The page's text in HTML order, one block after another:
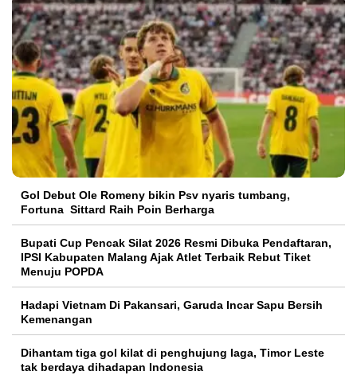
Gol Debut Ole Romeny bikin Psv nyaris tumbang,
Fortuna Sittard Raih Poin Berharga
Bupati Cup Pencak Silat 2026 Resmi Dibuka Pendaftaran,
IPSI Kabupaten Malang Ajak Atlet Terbaik Rebut Tiket
Menuju POPDA
Hadapi Vietnam Di Pakansari, Garuda Incar Sapu Bersih
Kemenangan
Dihantam tiga gol kilat di penghujung laga, Timor Leste
tak berdaya dihadapan Indonesia